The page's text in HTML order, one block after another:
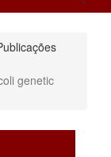
genetic